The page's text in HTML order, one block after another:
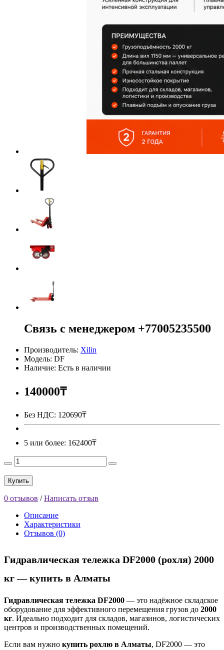
Связь с менеджером +77005235500
Производитель: Xilin
Модель: DF
Наличие: Есть в наличии
140000₸
Без НДС: 120690₸
5 или более: 162400₸
Купить
0 отзывов /Написать отзыв
Описание
Характеристики
Отзывов (0)
Гидравлическая тележка DF2000 (рохля) 2000
кг — купить в Алматы
Гидравлическая тележка DF2000 — это надёжное складское
оборудование для эффективного перемещения грузов до 2000
кг. Идеально подходит для складов, магазинов, логистических
центров и производственных помещений.
Если вам нужно купить рохлю в Алматы, DF2000 — это